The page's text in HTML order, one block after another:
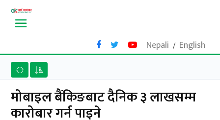
Nepali / English
मोबाइल बैंकिङबाट दैनिक ३ लाखसम्म
कारोबार गर्न पाइने